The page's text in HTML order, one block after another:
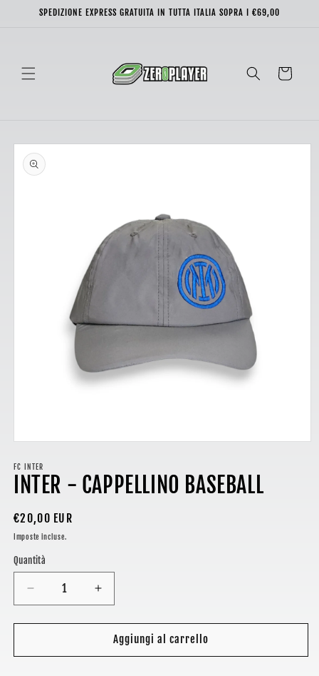
direttamente
SPEDIZIONE EXPRESS GRATUITA IN TUTTA ITALIA SOPRA I €69,00
Carrello
Passa alle
informazioni
sul prodotto
multimediali
1
FC INTER
INTER - CAPPELLINO BASEBALL
Prezzo
di
listino
€20,00 EUR
Imposte incluse.
Quantità
Diminuisci
quantità
per
-
Aumenta
quantità
per
INTER
-
Aggiungi al carrello